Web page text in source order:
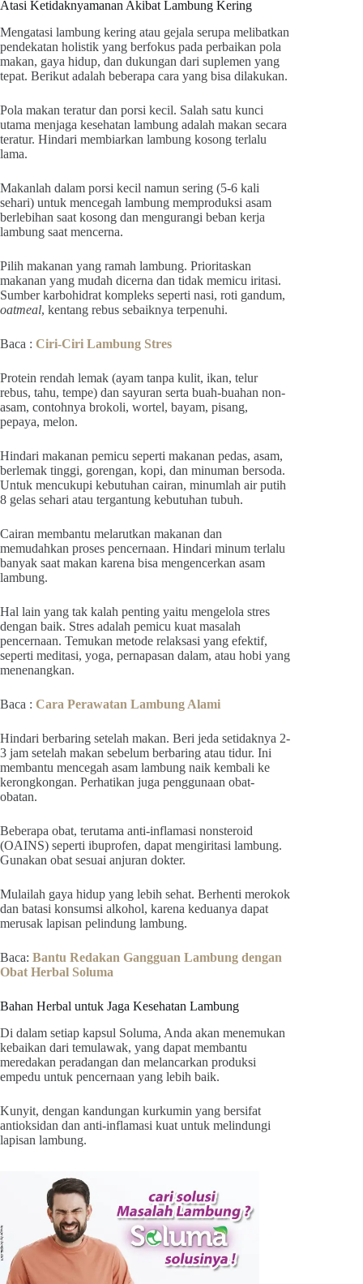
Atasi Ketidaknyamanan Akibat Lambung Kering
Mengatasi lambung kering atau gejala serupa melibatkan
pendekatan holistik yang berfokus pada perbaikan pola
makan, gaya hidup, dan dukungan dari suplemen yang
tepat. Berikut adalah beberapa cara yang bisa dilakukan.
Pola makan teratur dan porsi kecil. Salah satu kunci
utama menjaga kesehatan lambung adalah makan secara
teratur. Hindari membiarkan lambung kosong terlalu
lama.
Makanlah dalam porsi kecil namun sering (5-6 kali
sehari) untuk mencegah lambung memproduksi asam
berlebihan saat kosong dan mengurangi beban kerja
lambung saat mencerna.
Pilih makanan yang ramah lambung. Prioritaskan
makanan yang mudah dicerna dan tidak memicu iritasi.
Sumber karbohidrat kompleks seperti nasi, roti gandum,
oatmeal, kentang rebus sebaiknya terpenuhi.
Baca : Ciri-Ciri Lambung Stres
Protein rendah lemak (ayam tanpa kulit, ikan, telur
rebus, tahu, tempe) dan sayuran serta buah-buahan non-
asam, contohnya brokoli, wortel, bayam, pisang,
pepaya, melon.
Hindari makanan pemicu seperti makanan pedas, asam,
berlemak tinggi, gorengan, kopi, dan minuman bersoda.
Untuk mencukupi kebutuhan cairan, minumlah air putih
8 gelas sehari atau tergantung kebutuhan tubuh.
Cairan membantu melarutkan makanan dan
memudahkan proses pencernaan. Hindari minum terlalu
banyak saat makan karena bisa mengencerkan asam
lambung.
Hal lain yang tak kalah penting yaitu mengelola stres
dengan baik. Stres adalah pemicu kuat masalah
pencernaan. Temukan metode relaksasi yang efektif,
seperti meditasi, yoga, pernapasan dalam, atau hobi yang
menenangkan.
Baca : Cara Perawatan Lambung Alami
Hindari berbaring setelah makan. Beri jeda setidaknya 2-
3 jam setelah makan sebelum berbaring atau tidur. Ini
membantu mencegah asam lambung naik kembali ke
kerongkongan. Perhatikan juga penggunaan obat-
obatan.
Beberapa obat, terutama anti-inflamasi nonsteroid
(OAINS) seperti ibuprofen, dapat mengiritasi lambung.
Gunakan obat sesuai anjuran dokter.
Mulailah gaya hidup yang lebih sehat. Berhenti merokok
dan batasi konsumsi alkohol, karena keduanya dapat
merusak lapisan pelindung lambung.
Baca: Bantu Redakan Gangguan Lambung dengan
Obat Herbal Soluma
Bahan Herbal untuk Jaga Kesehatan Lambung
Di dalam setiap kapsul Soluma, Anda akan menemukan
kebaikan dari temulawak, yang dapat membantu
meredakan peradangan dan melancarkan produksi
empedu untuk pencernaan yang lebih baik.
Kunyit, dengan kandungan kurkumin yang bersifat
antioksidan dan anti-inflamasi kuat untuk melindungi
lapisan lambung.